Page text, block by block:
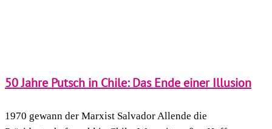
50 Jahre Putsch in Chile: Das Ende einer Illusion
1970 gewann der Marxist Salvador Allende die